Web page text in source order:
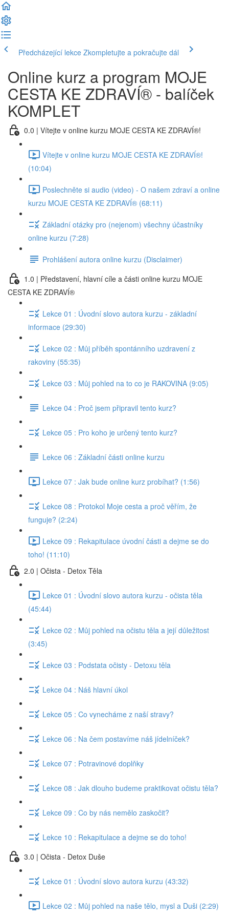
Předcházející lekce Zkompletujte a pokračujte dál
Online kurz a program MOJE
CESTA KE ZDRAVÍ® - balíček
KOMPLET
0.0 | Vítejte v online kurzu MOJE CESTA KE ZDRAVÍ®!
Vítejte v online kurzu MOJE CESTA KE ZDRAVÍ®!
(10:04)
Poslechněte si audio (video) - O našem zdraví a online
kurzu MOJE CESTA KE ZDRAVÍ® (68:11)
Základní otázky pro (nejenom) všechny účastníky
online kurzu (7:28)
Prohlášení autora online kurzu (Disclaimer)
1.0 | Představení, hlavní cíle a části online kurzu MOJE
CESTA KE ZDRAVÍ®
Lekce 01 : Úvodní slovo autora kurzu - základní
informace (29:30)
Lekce 02 : Můj příběh spontánního uzdravení z
rakoviny (55:35)
Lekce 03 : Můj pohled na to co je RAKOVINA (9:05)
Lekce 04 : Proč jsem připravil tento kurz?
Lekce 05 : Pro koho je určený tento kurz?
Lekce 06 : Základní části online kurzu
Lekce 07 : Jak bude online kurz probíhat? (1:56)
Lekce 08 : Protokol Moje cesta a proč věřím, že
funguje? (2:24)
Lekce 09 : Rekapitulace úvodní části a dejme se do
toho! (11:10)
2.0 | Očista - Detox Těla
Lekce 01 : Úvodní slovo autora kurzu - očista těla
(45:44)
Lekce 02 : Můj pohled na očistu těla a její důležitost
(3:45)
Lekce 03 : Podstata očisty - Detoxu těla
Lekce 04 : Náš hlavní úkol
Lekce 05 : Co vynecháme z naší stravy?
Lekce 06 : Na čem postavíme náš jídelníček?
Lekce 07 : Potravinové doplňky
Lekce 08 : Jak dlouho budeme praktikovat očistu těla?
Lekce 09 : Co by nás nemělo zaskočit?
Lekce 10 : Rekapitulace a dejme se do toho!
3.0 | Očista - Detox Duše
Lekce 01 : Úvodní slovo autora kurzu (43:32)
Lekce 02 : Můj pohled na naše tělo, mysl a Duši (2:29)